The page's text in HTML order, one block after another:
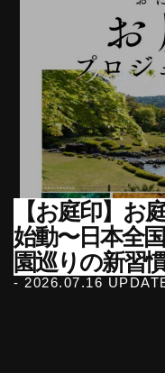
【お庭印】お
始動〜日本全
園巡りの新習
- 2026.07.16